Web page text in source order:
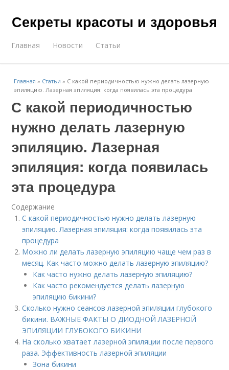
Секреты красоты и здоровья
Главная Новости Статьи
Главная » Статьи » С какой периодичностью нужно делать лазерную
эпиляцию. Лазерная эпиляция: когда появилась эта процедура
С какой периодичностью
нужно делать лазерную
эпиляцию. Лазерная
эпиляция: когда появилась
эта процедура
Содержание
С какой периодичностью нужно делать лазерную
эпиляцию. Лазерная эпиляция: когда появилась эта
процедура
Можно ли делать лазерную эпиляцию чаще чем раз в
месяц. Как часто можно делать лазерную эпиляцию?
Как часто нужно делать лазерную эпиляцию?
Как часто рекомендуется делать лазерную
эпиляцию бикини?
Сколько нужно сеансов лазерной эпиляции глубокого
бикини. ВАЖНЫЕ ФАКТЫ О ДИОДНОЙ ЛАЗЕРНОЙ
ЭПИЛЯЦИИ ГЛУБОКОГО БИКИНИ
На сколько хватает лазерной эпиляции после первого
раза. Эффективность лазерной эпиляции
Зона бикини